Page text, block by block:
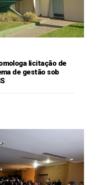
licitação de
de gestão sob